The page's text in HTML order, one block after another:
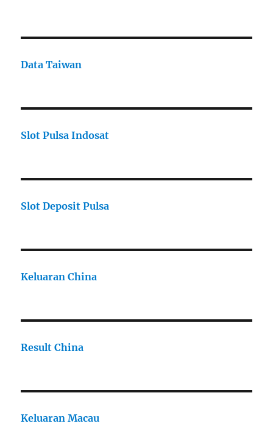
Data Taiwan
Slot Pulsa Indosat
Slot Deposit Pulsa
Keluaran China
Result China
Keluaran Macau